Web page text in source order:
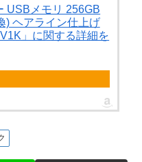
USBメモリ 256GB
) ヘアライン仕上げ
」に関する詳細を